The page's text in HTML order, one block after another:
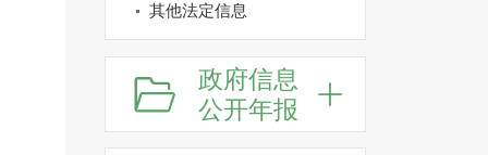
其他法定信息
政府信息
公开年报